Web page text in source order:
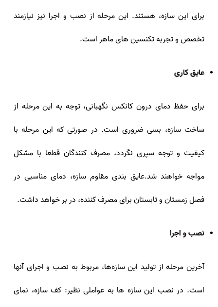
برای این سازه، هستند. این مرحله از نصب و اجرا نیز نیازمند
تخصص و تجربه تکنسین‌ های ماهر است.
عایق کاری
برای حفظ دمای درون کانکس نگهبانی، توجه به این مرحله از
ساخت سازه، بسی ضروری است. در صورتی که این مرحله با
کیفیت و توجه سپری نگردد، مصرف کنندگان قطعا با مشکل
مواجه خواهند شد.عایق بندی مقاوم سازه، دمای مناسبی در
فصل زمستان و تابستان برای مصرف کننده، در بر خواهد داشت.
نصب و اجرا
آخرین مرحله از تولید این سازه‌ها، مربوط به نصب و اجرای آنها
است. در نصب این سازه‌ ها به عواملی نظیر: کف سازه، نمای